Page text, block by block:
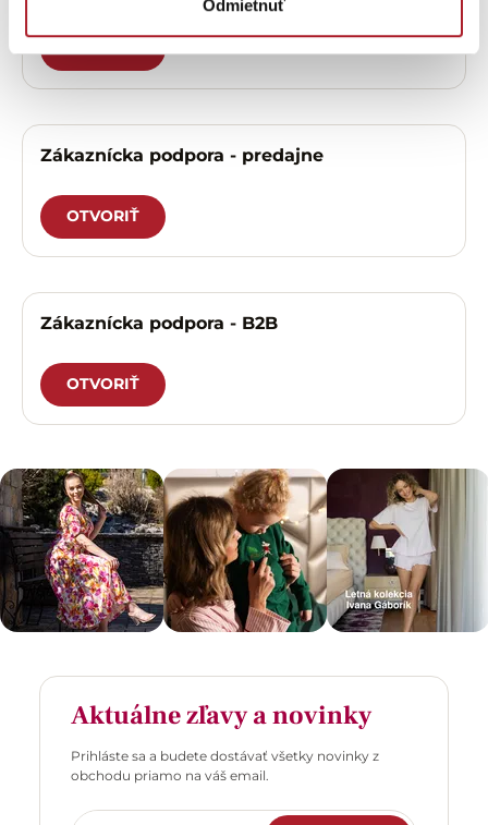
Odmietnuť
Zákaznícka podpora - predajne
OTVORIŤ
Zákaznícka podpora - B2B
OTVORIŤ
Aktuálne zľavy a novinky
Prihláste sa a budete dostávať všetky novinky z
obchodu priamo na váš email.